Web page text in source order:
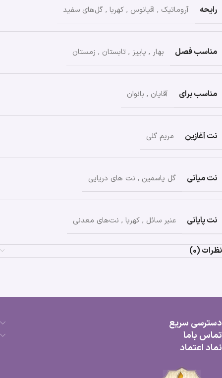
رایحه آروماتیک , اقیانوس , کهربا , گل‌های سفید
مناسب فصل بهار , پاییز , تابستان , زمستان
مناسب برای آقایان , بانوان
نت آغازین مریم گلی
نت میانی گل یاسمین , نت های دریایی
نت پایانی عنبر سائل , کهربا , نت‌های معدنی
نظرات (0)
دسترسی سریع
تماس باما
نماد اعتماد